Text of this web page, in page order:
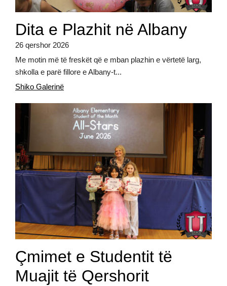
Dita e Plazhit në Albany
26 qershor 2026
Me motin më të freskët që e mban plazhin e vërtetë larg,
shkolla e parë fillore e Albany-t...
Shiko Galerinë
Çmimet e Studentit të
Muajit të Qershorit